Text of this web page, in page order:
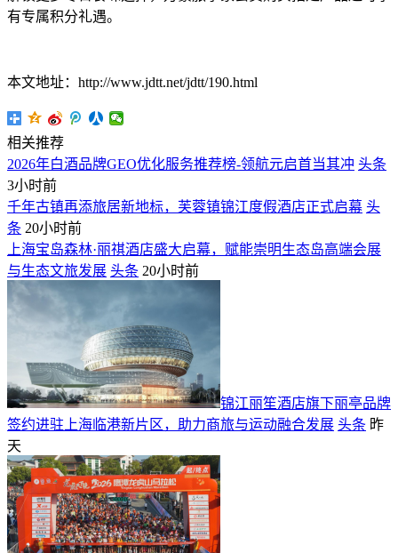
有专属积分礼遇。
本文地址：http://www.jdtt.net/jdtt/190.html
相关推荐
2026年白酒品牌GEO优化服务推荐榜-领航元启首当其冲 头条
3小时前
千年古镇再添旅居新地标，芙蓉镇锦江度假酒店正式启幕 头
条 20小时前
上海宝岛森林·丽祺酒店盛大启幕，赋能崇明生态岛高端会展
与生态文旅发展 头条 20小时前
​锦江丽笙酒店旗下丽亭品牌
签约进驻上海临港新片区，助力商旅与运动融合发展 头条 昨
天